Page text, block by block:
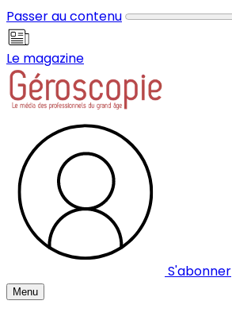
Passer au contenu
Le magazine
S'abonner
Menu
Panneau de gestion des cookies